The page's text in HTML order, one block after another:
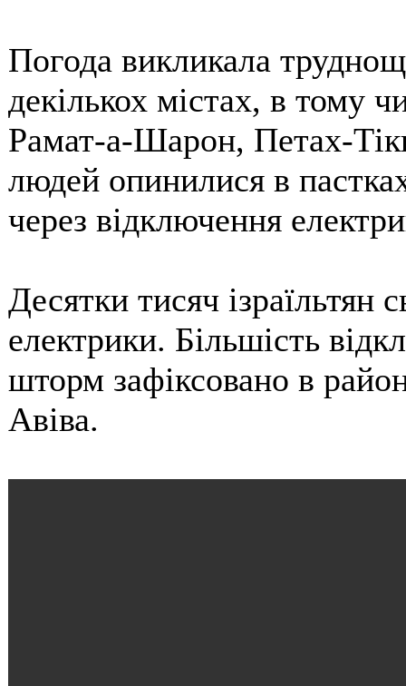
Погода викликала
декількох містах, в тому
Рамат-а-Шарон, Петах-
людей опинилися в
через відключення
Десятки тисяч ізраїльтян
електрики. Більшість
шторм зафіксовано в
Авіва.